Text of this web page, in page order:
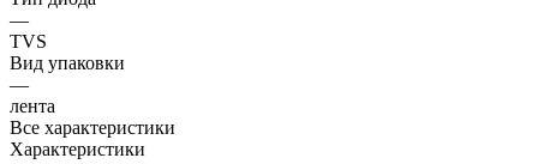
—
TVS
Вид упаковки
—
лента
Все характеристики
Характеристики